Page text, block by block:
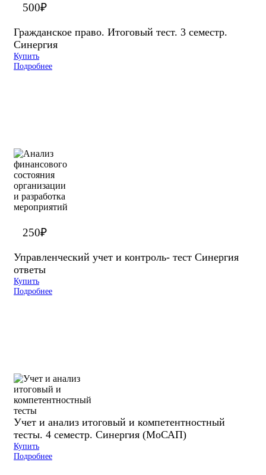
500₽
Гражданское право. Итоговый тест. 3 семестр.
Синергия
Купить
Подробнее
250₽
Управленческий учет и контроль- тест Синергия
ответы
Купить
Подробнее
Учет и анализ итоговый и компетентностный
тесты. 4 семестр. Синергия (МоСАП)
Купить
Подробнее